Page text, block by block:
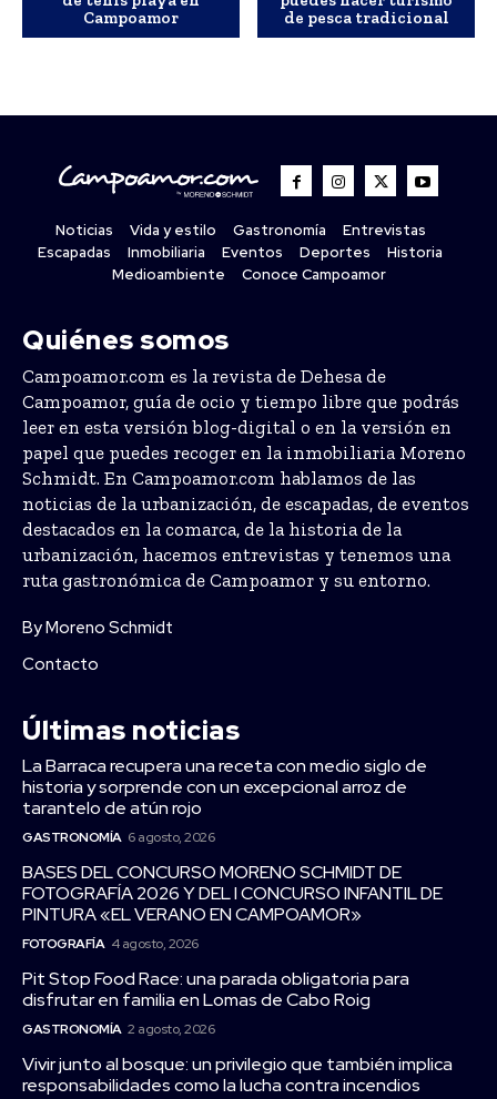
Campoamor
de pesca tradicional
Noticias Vida y estilo Gastronomía
Entrevistas
Escapadas
Inmobiliaria Eventos Deportes
Historia
Medioambiente
Conoce Campoamor
Quiénes somos
Campoamor.com es la revista de Dehesa de
Campoamor, guía de ocio y tiempo libre que podrás
leer en esta versión blog-digital o en la versión en
papel que puedes recoger en la inmobiliaria Moreno
Schmidt. En Campoamor.com hablamos de las
noticias de la urbanización, de escapadas, de eventos
destacados en la comarca, de la historia de la
urbanización, hacemos entrevistas y tenemos una
ruta gastronómica de Campoamor y su entorno.
By Moreno Schmidt
Contacto
Últimas noticias
La Barraca recupera una receta con medio siglo de
historia y sorprende con un excepcional arroz de
tarantelo de atún rojo
GASTRONOMÍA 6 agosto, 2026
BASES DEL CONCURSO MORENO SCHMIDT DE
FOTOGRAFÍA 2026 Y DEL I CONCURSO INFANTIL DE
PINTURA «EL VERANO EN CAMPOAMOR»
FOTOGRAFÍA 4 agosto, 2026
Pit Stop Food Race: una parada obligatoria para
disfrutar en familia en Lomas de Cabo Roig
GASTRONOMÍA 2 agosto, 2026
Vivir junto al bosque: un privilegio que también implica
responsabilidades como la lucha contra incendios